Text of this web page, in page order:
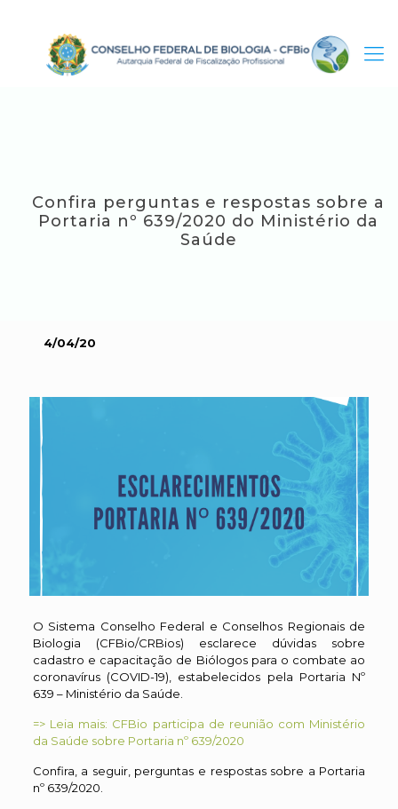
Confira perguntas e respostas sobre a
Portaria nº 639/2020 do Ministério da
Saúde
4/04/20
O Sistema Conselho Federal e Conselhos Regionais de
Biologia (CFBio/CRBios) esclarece dúvidas sobre
cadastro e capacitação de Biólogos para o combate ao
coronavírus (COVID-19), estabelecidos pela Portaria Nº
639 – Ministério da Saúde.
=> Leia mais: CFBio participa de reunião com Ministério
da Saúde sobre Portaria nº 639/2020
Confira, a seguir, perguntas e respostas sobre a Portaria
nº 639/2020.